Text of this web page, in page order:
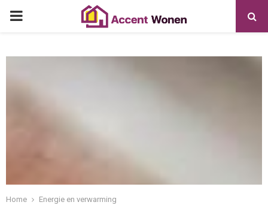
PRIMARY
Home
Energie en verwarming